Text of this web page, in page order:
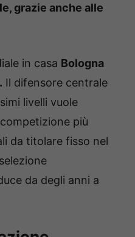
grazie anche alle
in casa Bologna
Il difensore centrale
livelli vuole
più
da titolare fisso nel
da degli anni a